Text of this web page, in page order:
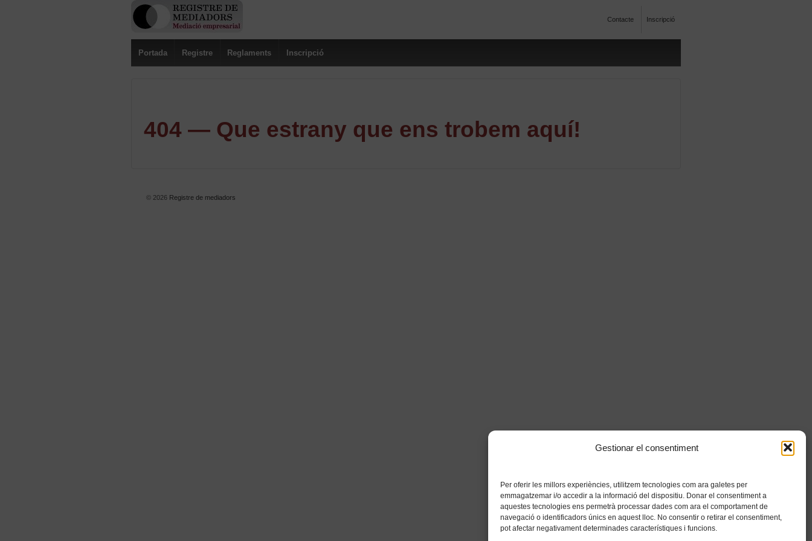
Gestionar el consentiment
Per oferir les millors experiències, utilitzem tecnologies com ara galetes per
emmagatzemar i/o accedir a la informació del dispositiu. Donar el consentiment a
aquestes tecnologies ens permetrà processar dades com ara el comportament de
navegació o identificadors únics en aquest lloc. No consentir o retirar el consentiment,
pot afectar negativament determinades característiques i funcions.
Contacte Inscripció
Portada Registre Reglaments Inscripció
404 — Que estrany que ens trobem aquí!
© 2026 Registre de mediadors